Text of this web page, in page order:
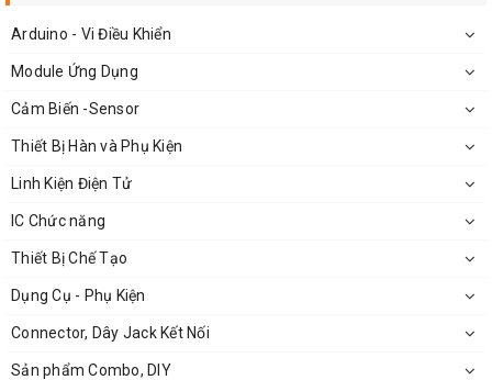
Arduino - Vi Điều Khiển
Module Ứng Dụng
Cảm Biến -Sensor
Thiết Bị Hàn và Phụ Kiện
Linh Kiện Điện Tử
IC Chức năng
Thiết Bị Chế Tạo
Dụng Cụ - Phụ Kiện
Connector, Dây Jack Kết Nối
Sản phẩm Combo, DIY